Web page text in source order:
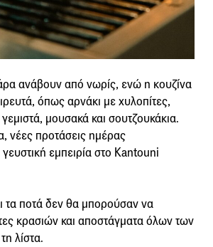
ανάβουν από νωρίς, ενώ η κουζίνα
όπως αρνάκι με χυλοπίτες,
γεμιστά, μουσακά και σουτζουκάκια.
νέες προτάσεις ημέρας
εμπειρία στο Kantouni
τα ποτά δεν θα μπορούσαν να
κρασιών και αποστάγματα όλων των
λίστα.